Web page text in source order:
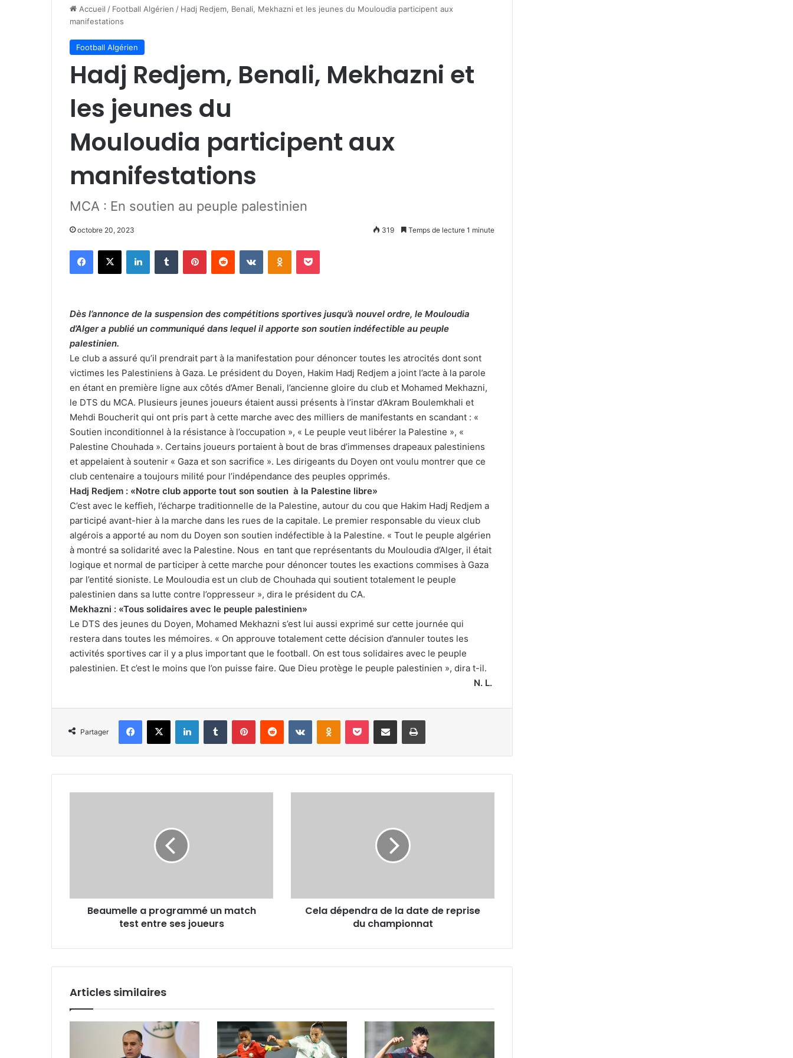
Accueil / Football Algérien / Hadj Redjem, Benali, Mekhazni et les jeunes du Mouloudia participent aux
manifestations
Football Algérien
Hadj Redjem, Benali, Mekhazni et
les jeunes du
Mouloudia participent aux
manifestations
MCA : En soutien au peuple palestinien
octobre 20, 2023 319 Temps de lecture 1 minute
Facebook
X LinkedinTumblr PinterestReddit VKontakteOdnoklassniki
Pocket
Dès l’annonce de la suspension des compétitions sportives jusqu’à nouvel ordre, le Mouloudia
d’Alger a publié un communiqué dans lequel il apporte son soutien indéfectible au peuple
palestinien.
Le club a assuré qu’il prendrait part à la manifestation pour dénoncer toutes les atrocités dont sont
victimes les Palestiniens à Gaza. Le président du Doyen, Hakim Hadj Redjem a joint l’acte à la parole
en étant en première ligne aux côtés d’Amer Benali, l’ancienne gloire du club et Mohamed Mekhazni,
le DTS du MCA. Plusieurs jeunes joueurs étaient aussi présents à l’instar d’Akram Boulemkhali et
Mehdi Boucherit qui ont pris part à cette marche avec des milliers de manifestants en scandant : «
Soutien inconditionnel à la résistance à l’occupation », « Le peuple veut libérer la Palestine », «
Palestine Chouhada ». Certains joueurs portaient à bout de bras d’immenses drapeaux palestiniens
et appelaient à soutenir « Gaza et son sacrifice ». Les dirigeants du Doyen ont voulu montrer que ce
club centenaire a toujours milité pour l’indépendance des peuples opprimés.
Hadj Redjem : «Notre club apporte tout son soutien à la Palestine libre»
C’est avec le keffieh, l’écharpe traditionnelle de la Palestine, autour du cou que Hakim Hadj Redjem a
participé avant-hier à la marche dans les rues de la capitale. Le premier responsable du vieux club
algérois a apporté au nom du Doyen son soutien indéfectible à la Palestine. « Tout le peuple algérien
à montré sa solidarité avec la Palestine. Nous en tant que représentants du Mouloudia d’Alger, il était
logique et normal de participer à cette marche pour dénoncer toutes les exactions commises à Gaza
par l’entité sioniste. Le Mouloudia est un club de Chouhada qui soutient totalement le peuple
palestinien dans sa lutte contre l’oppresseur », dira le président du CA.
Mekhazni : «Tous solidaires avec le peuple palestinien»
Le DTS des jeunes du Doyen, Mohamed Mekhazni s’est lui aussi exprimé sur cette journée qui
restera dans toutes les mémoires. « On approuve totalement cette décision d’annuler toutes les
activités sportives car il y a plus important que le football. On est tous solidaires avec le peuple
palestinien. Et c’est le moins que l’on puisse faire. Que Dieu protège le peuple palestinien », dira t-il.
N. L.
Partager
Facebook
X LinkedinTumblr PinterestReddit VKontakteOdnoklassniki
Pocket Partager par email Imprimer
joueurs
Beaumelle a programmé un match
test entre ses joueurs
championnat
Cela dépendra de la date de reprise
du championnat
Articles similaires